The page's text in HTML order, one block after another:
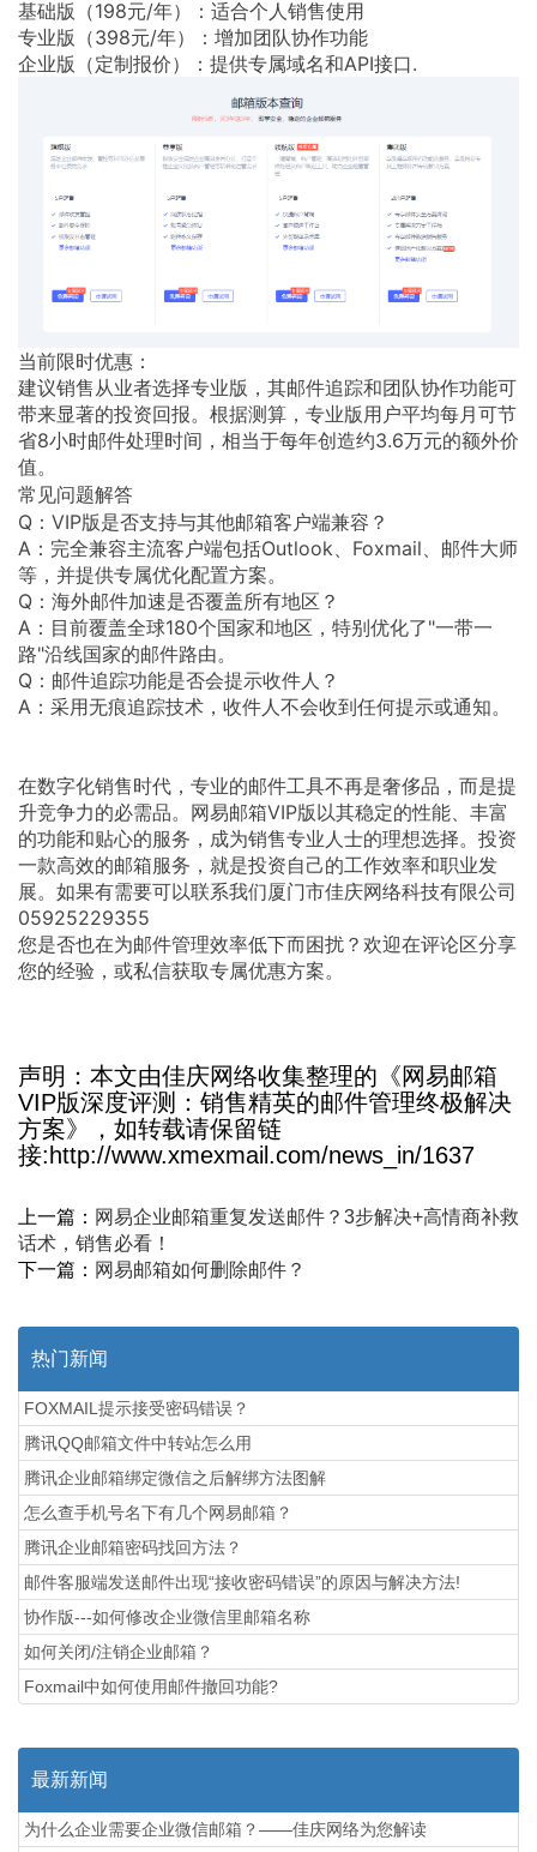
基础版（198元/年）：适合个人销售使用
专业版（398元/年）：增加团队协作功能
企业版（定制报价）：提供专属域名和API接口.
当前限时优惠：
建议销售从业者选择专业版，其邮件追踪和团队协作功能可
带来显著的投资回报。根据测算，专业版用户平均每月可节
省8小时邮件处理时间，相当于每年创造约3.6万元的额外价
值。
常见问题解答
Q：VIP版是否支持与其他邮箱客户端兼容？
A：完全兼容主流客户端包括Outlook、Foxmail、邮件大师
等，并提供专属优化配置方案。
Q：海外邮件加速是否覆盖所有地区？
A：目前覆盖全球180个国家和地区，特别优化了"一带一
路"沿线国家的邮件路由。
Q：邮件追踪功能是否会提示收件人？
A：采用无痕追踪技术，收件人不会收到任何提示或通知。
在数字化销售时代，专业的邮件工具不再是奢侈品，而是提
升竞争力的必需品。网易邮箱VIP版以其稳定的性能、丰富
的功能和贴心的服务，成为销售专业人士的理想选择。投资
一款高效的邮箱服务，就是投资自己的工作效率和职业发
展。如果有需要可以联系我们厦门市佳庆网络科技有限公司
05925229355
您是否也在为邮件管理效率低下而困扰？欢迎在评论区分享
您的经验，或私信获取专属优惠方案。
声明：本文由佳庆网络收集整理的《网易邮箱
VIP版深度评测：销售精英的邮件管理终极解决
方案》，如转载请保留链
接:http://www.xmexmail.com/news_in/1637
上一篇： 网易企业邮箱重复发送邮件？3步解决+高情商补救
话术，销售必看！
下一篇： 网易邮箱如何删除邮件？
热门新闻
FOXMAIL提示接受密码错误？
腾讯QQ邮箱文件中转站怎么用
腾讯企业邮箱绑定微信之后解绑方法图解
怎么查手机号名下有几个网易邮箱？
腾讯企业邮箱密码找回方法？
邮件客服端发送邮件出现“接收密码错误”的原因与解决方法!
协作版---如何修改企业微信里邮箱名称
如何关闭/注销企业邮箱？
Foxmail中如何使用邮件撤回功能?
最新新闻
为什么企业需要企业微信邮箱？——佳庆网络为您解读